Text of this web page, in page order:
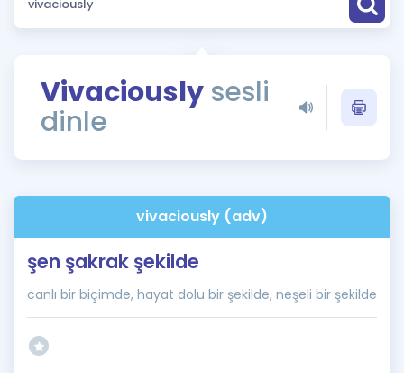
Puan Hesaplama
ÖSYM Sınav Takvimi
Kampanyalar
İngilizce Gramer
Vivaciously sesli
dinle
vivaciously (adv)
şen şakrak şekilde
canlı bir biçimde, hayat dolu bir şekilde, neşeli bir şekilde